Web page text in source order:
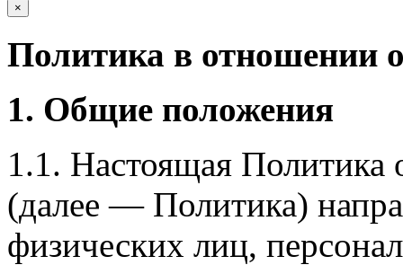
×
Политика в отношении
1. Общие положения
1.1. Настоящая Политика
(далее — Политика)
физических лиц,